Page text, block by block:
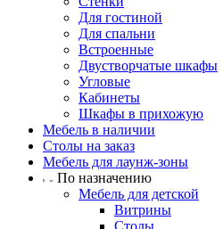
Для гостиной
Для спальни
Встроенные
Двустворчатые шкафы
Угловые
Кабинеты
Шкафы в прихожую
Мебель в наличии
Столы на заказ
Мебель для лаунж-зоны
По назначению
Мебель для детской
Витрины
Столы